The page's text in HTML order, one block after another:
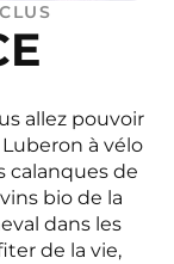
allez pouvoir
à vélo
calanques de
bio de la
dans les
de la vie,